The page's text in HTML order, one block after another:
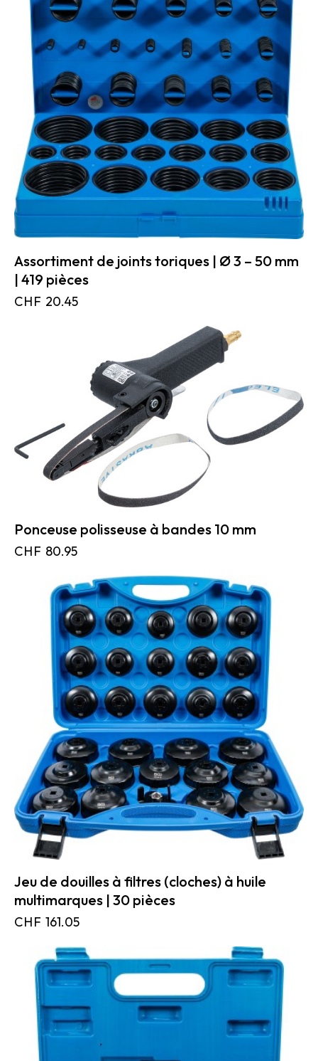
Assortiment de joints toriques | Ø 3 – 50 mm
| 419 pièces
CHF 20.45
Ponceuse polisseuse à bandes 10 mm
CHF 80.95
Jeu de douilles à filtres (cloches) à huile
multimarques | 30 pièces
CHF 161.05